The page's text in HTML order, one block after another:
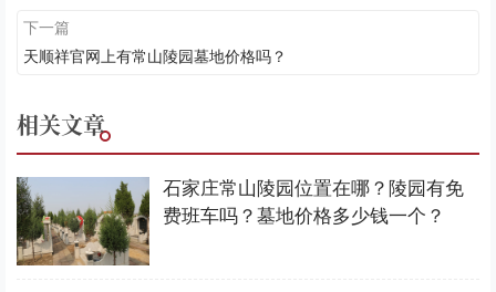
下一篇
天顺祥官网上有常山陵园墓地价格吗？
相关文章
石家庄常山陵园位置在哪？陵园有免
费班车吗？墓地价格多少钱一个？